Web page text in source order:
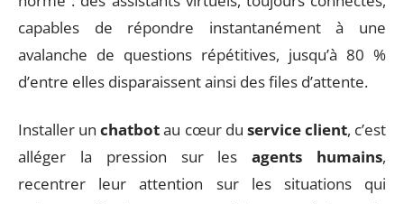
capables de répondre instantanément à une
avalanche de questions répétitives, jusqu’à 80 %
d’entre elles disparaissent ainsi des files d’attente.
Installer unchatbotau cœur du service client, c’est
alléger la pression sur lesagents humains,
recentrer leur attention sur les situations qui